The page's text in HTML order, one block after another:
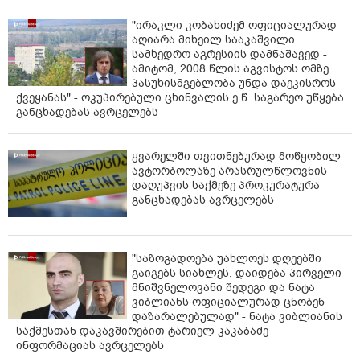
"ირაკლი კობახიძემ ოფიციალურად
აღიარა მიხეილ სააკაშვილი
სამხედრო აგრესიის დამნაშავედ -
ამიტომ, 2008 წლის აგვისტოს ომზე
პასუხისმგებლობა უნდა დაეკისროს
ქვეყანას" - ოკუპირებული ცხინვალის ე.წ. საგარეო უწყება
განცხადებას ავრცელებს
ყვარელში თვითნებურად მოწყობილ
ავტორბოლაზე არასრულწლოვნის
დაღუპვის საქმეზე პროკურატურა
განცხადებას ავრცელებს
"საზოგადოება უახლოეს დღეებში
გაიგებს სიახლეს, დაიდება პირველი
მნიშვნელოვანი შედეგი და ნატა
ვიბლიანს ოფიციალურად ცნობენ
დაზარალებულად" - ნატა ვიბლიანის
საქმესთან დაკავშირებით ტარიელ კაკაბაძე
ინფორმაციას ავრცელებს